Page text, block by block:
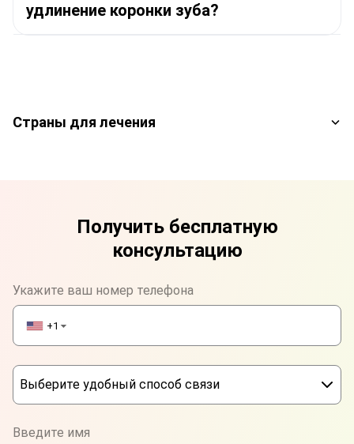
удлинение коронки зуба?
Страны для лечения
Получить бесплатную
консультацию
Укажите ваш номер телефона
+1 ▼
Выберите удобный способ связи
Введите имя